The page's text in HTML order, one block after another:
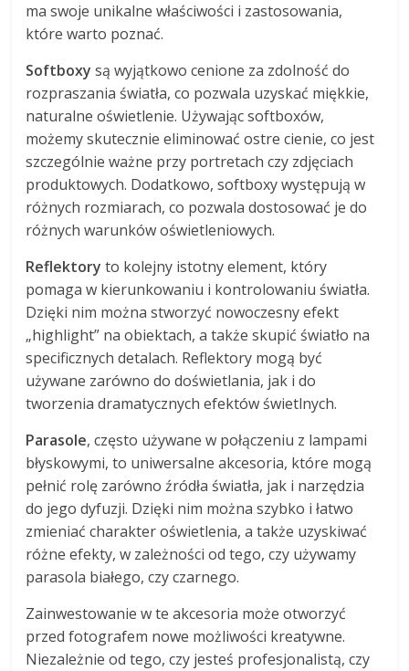
ma swoje unikalne właściwości i zastosowania,
które warto poznać.
Softboxy są wyjątkowo cenione za zdolność do
rozpraszania światła, co pozwala uzyskać miękkie,
naturalne oświetlenie. Używając softboxów,
możemy skutecznie eliminować ostre cienie, co jest
szczególnie ważne przy portretach czy zdjęciach
produktowych. Dodatkowo, softboxy występują w
różnych rozmiarach, co pozwala dostosować je do
różnych warunków oświetleniowych.
Reflektory to kolejny istotny element, który
pomaga w kierunkowaniu i kontrolowaniu światła.
Dzięki nim można stworzyć nowoczesny efekt
„highlight” na obiektach, a także skupić światło na
specificznych detalach. Reflektory mogą być
używane zarówno do doświetlania, jak i do
tworzenia dramatycznych efektów świetlnych.
Parasole, często używane w połączeniu z lampami
błyskowymi, to uniwersalne akcesoria, które mogą
pełnić rolę zarówno źródła światła, jak i narzędzia
do jego dyfuzji. Dzięki nim można szybko i łatwo
zmieniać charakter oświetlenia, a także uzyskiwać
różne efekty, w zależności od tego, czy używamy
parasola białego, czy czarnego.
Zainwestowanie w te akcesoria może otworzyć
przed fotografem nowe możliwości kreatywne.
Niezależnie od tego, czy jesteś profesjonalistą, czy